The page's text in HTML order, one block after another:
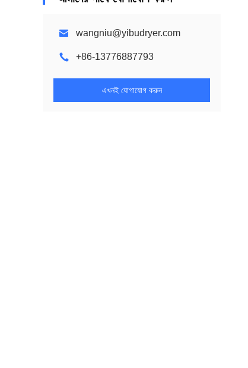
wangniu@yibudryer.com
+86-13776887793
এখনই যোগাযোগ করুন